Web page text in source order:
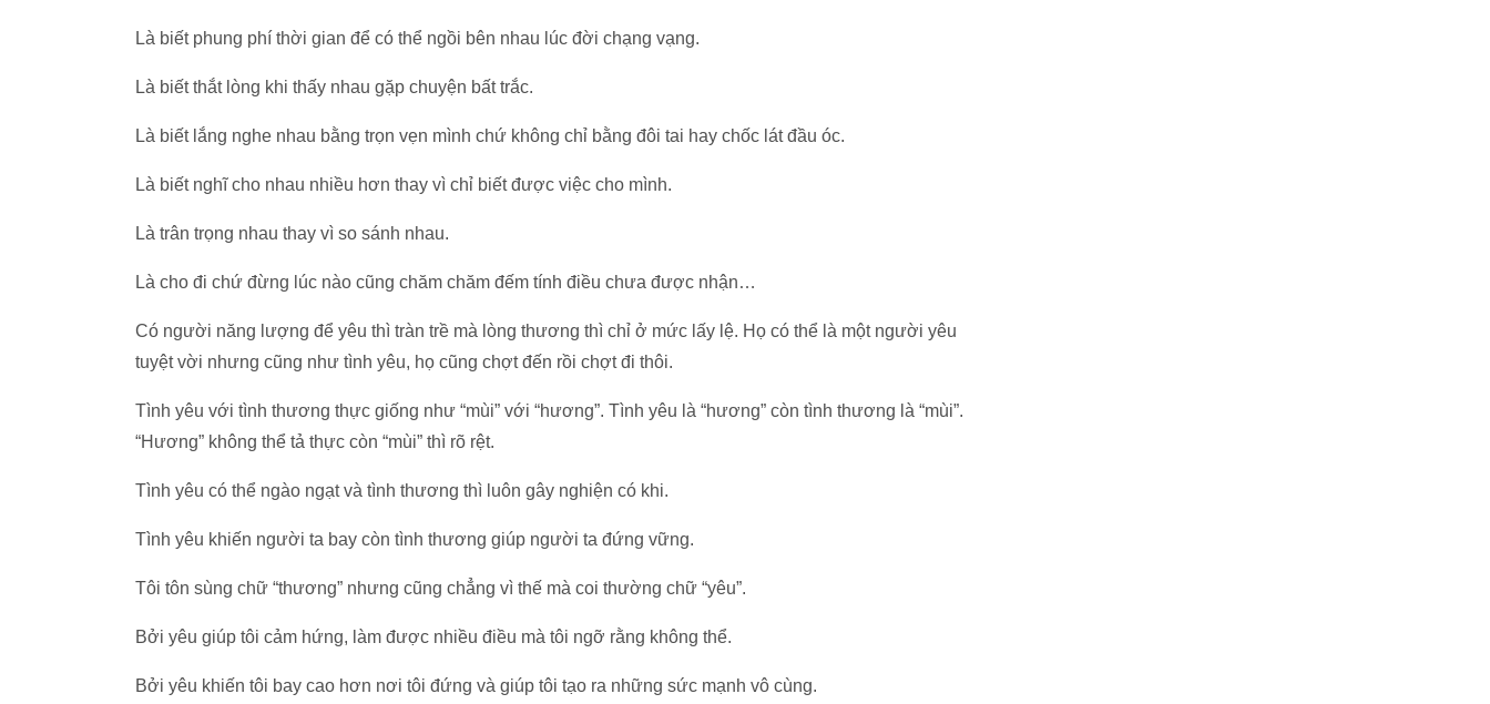
Là biết phung phí thời gian để có thể ngồi bên nhau lúc đời chạng vạng.
Là biết thắt lòng khi thấy nhau gặp chuyện bất trắc.
Là biết lắng nghe nhau bằng trọn vẹn mình chứ không chỉ bằng đôi tai hay chốc lát đầu óc.
Là biết nghĩ cho nhau nhiều hơn thay vì chỉ biết được việc cho mình.
Là trân trọng nhau thay vì so sánh nhau.
Là cho đi chứ đừng lúc nào cũng chăm chăm đếm tính điều chưa được nhận…
Có người năng lượng để yêu thì tràn trề mà lòng thương thì chỉ ở mức lấy lệ. Họ có thể là một người yêu
tuyệt vời nhưng cũng như tình yêu, họ cũng chợt đến rồi chợt đi thôi.
Tình yêu với tình thương thực giống như “mùi” với “hương”. Tình yêu là “hương” còn tình thương là “mùi”.
“Hương” không thể tả thực còn “mùi” thì rõ rệt.
Tình yêu có thể ngào ngạt và tình thương thì luôn gây nghiện có khi.
Tình yêu khiến người ta bay còn tình thương giúp người ta đứng vững.
Tôi tôn sùng chữ “thương” nhưng cũng chẳng vì thế mà coi thường chữ “yêu”.
Bởi yêu giúp tôi cảm hứng, làm được nhiều điều mà tôi ngỡ rằng không thể.
Bởi yêu khiến tôi bay cao hơn nơi tôi đứng và giúp tôi tạo ra những sức mạnh vô cùng.